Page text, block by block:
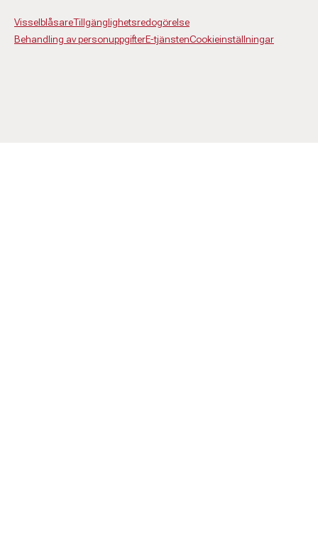
VisselblåsareTillgänglighetsredogörelse
Behandling av personuppgifterE-tjänstenCookieinställningar